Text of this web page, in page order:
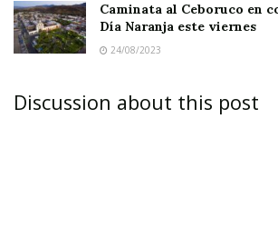
Durante el encuentro se
avances del Plan Integral Contra
fortalecer la prevención, la
Caminata al Ceboruco en
Día Naranja este viernes
24/08/2023
Discussion about this post